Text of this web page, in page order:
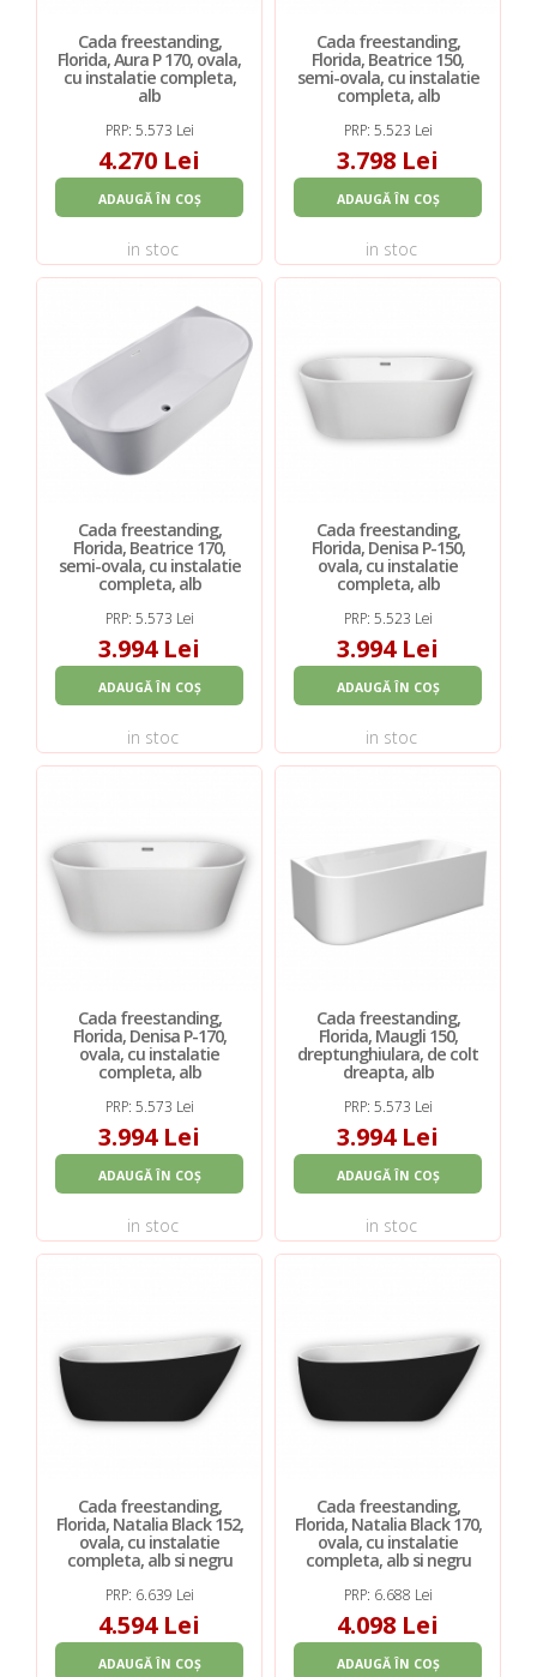
Cada freestanding,
Florida, Aura P 170, ovala,
cu instalatie completa,
alb
PRP: 5.573 Lei
4.270 Lei
ADAUGĂ ÎN COȘ
in stoc
Cada freestanding,
Florida, Beatrice 150,
semi-ovala, cu instalatie
completa, alb
PRP: 5.523 Lei
3.798 Lei
ADAUGĂ ÎN COȘ
in stoc
Cada freestanding,
Florida, Beatrice 170,
semi-ovala, cu instalatie
completa, alb
PRP: 5.573 Lei
3.994 Lei
ADAUGĂ ÎN COȘ
in stoc
Cada freestanding,
Florida, Denisa P-150,
ovala, cu instalatie
completa, alb
PRP: 5.523 Lei
3.994 Lei
ADAUGĂ ÎN COȘ
in stoc
Cada freestanding,
Florida, Denisa P-170,
ovala, cu instalatie
completa, alb
PRP: 5.573 Lei
3.994 Lei
ADAUGĂ ÎN COȘ
in stoc
Cada freestanding,
Florida, Maugli 150,
dreptunghiulara, de colt
dreapta, alb
PRP: 5.573 Lei
3.994 Lei
ADAUGĂ ÎN COȘ
in stoc
Cada freestanding,
Florida, Natalia Black 152,
ovala, cu instalatie
completa, alb si negru
PRP: 6.639 Lei
4.594 Lei
ADAUGĂ ÎN COȘ
Cada freestanding,
Florida, Natalia Black 170,
ovala, cu instalatie
completa, alb si negru
PRP: 6.688 Lei
4.098 Lei
ADAUGĂ ÎN COȘ